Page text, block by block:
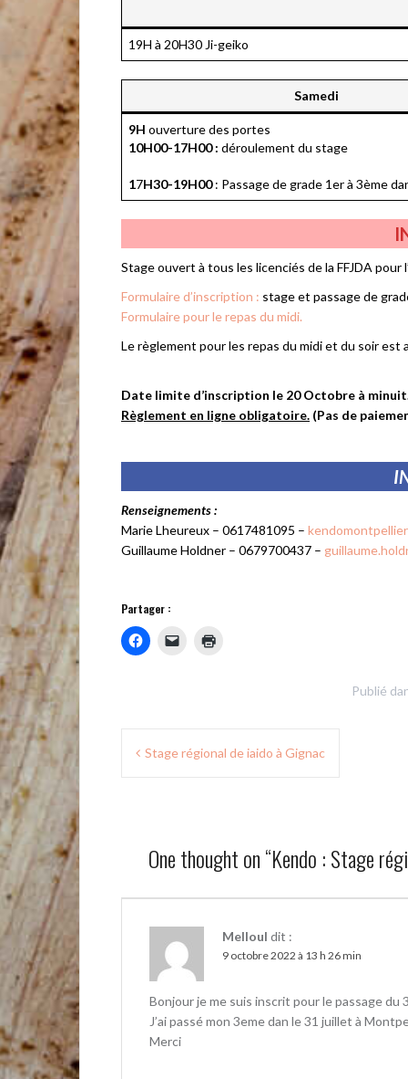
19H à 20H30 Ji-geiko
Samedi
9H ouverture des portes
10H00-17H00 : déroulement du stage
17H30-19H00: Passage de grade 1er à 3ème
Stage ouvert à tous les licenciés de la FFJDA pour
Formulaire d’inscription : stage et passage de
Formulaire pour le repas du midi.
Le règlement pour les repas du midi et du soir est
Date limite d’inscription le 20 Octobre à
Règlement en ligne obligatoire. (Pas de
Renseignements :
Marie Lheureux – 0617481095 –
Guillaume Holdner – 0679700437 –
Partager :
Publié
Navigation
Stage régional de iaido à Gignac
One thought on “Kendo : Stage
Melloul dit :
9 octobre 2022 à 13 h 26 min
Bonjour je me suis inscrit pour le passage du
J’ai passé mon 3eme dan le 31 juillet à
Merci